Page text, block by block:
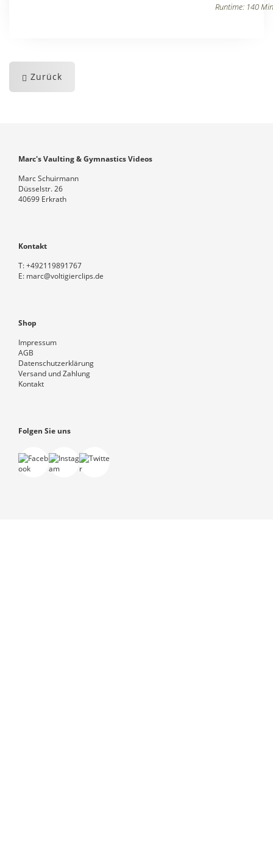
Runtime: 140
Zurück
Marc's Vaulting & Gymnastics Videos
Marc Schuirmann
Düsselstr. 26
40699 Erkrath
Kontakt
T:+492119891767
E: marc@voltigierclips.de
Shop
Impressum
AGB
Datenschutzerklärung
Versand und Zahlung
Kontakt
Folgen Sie uns